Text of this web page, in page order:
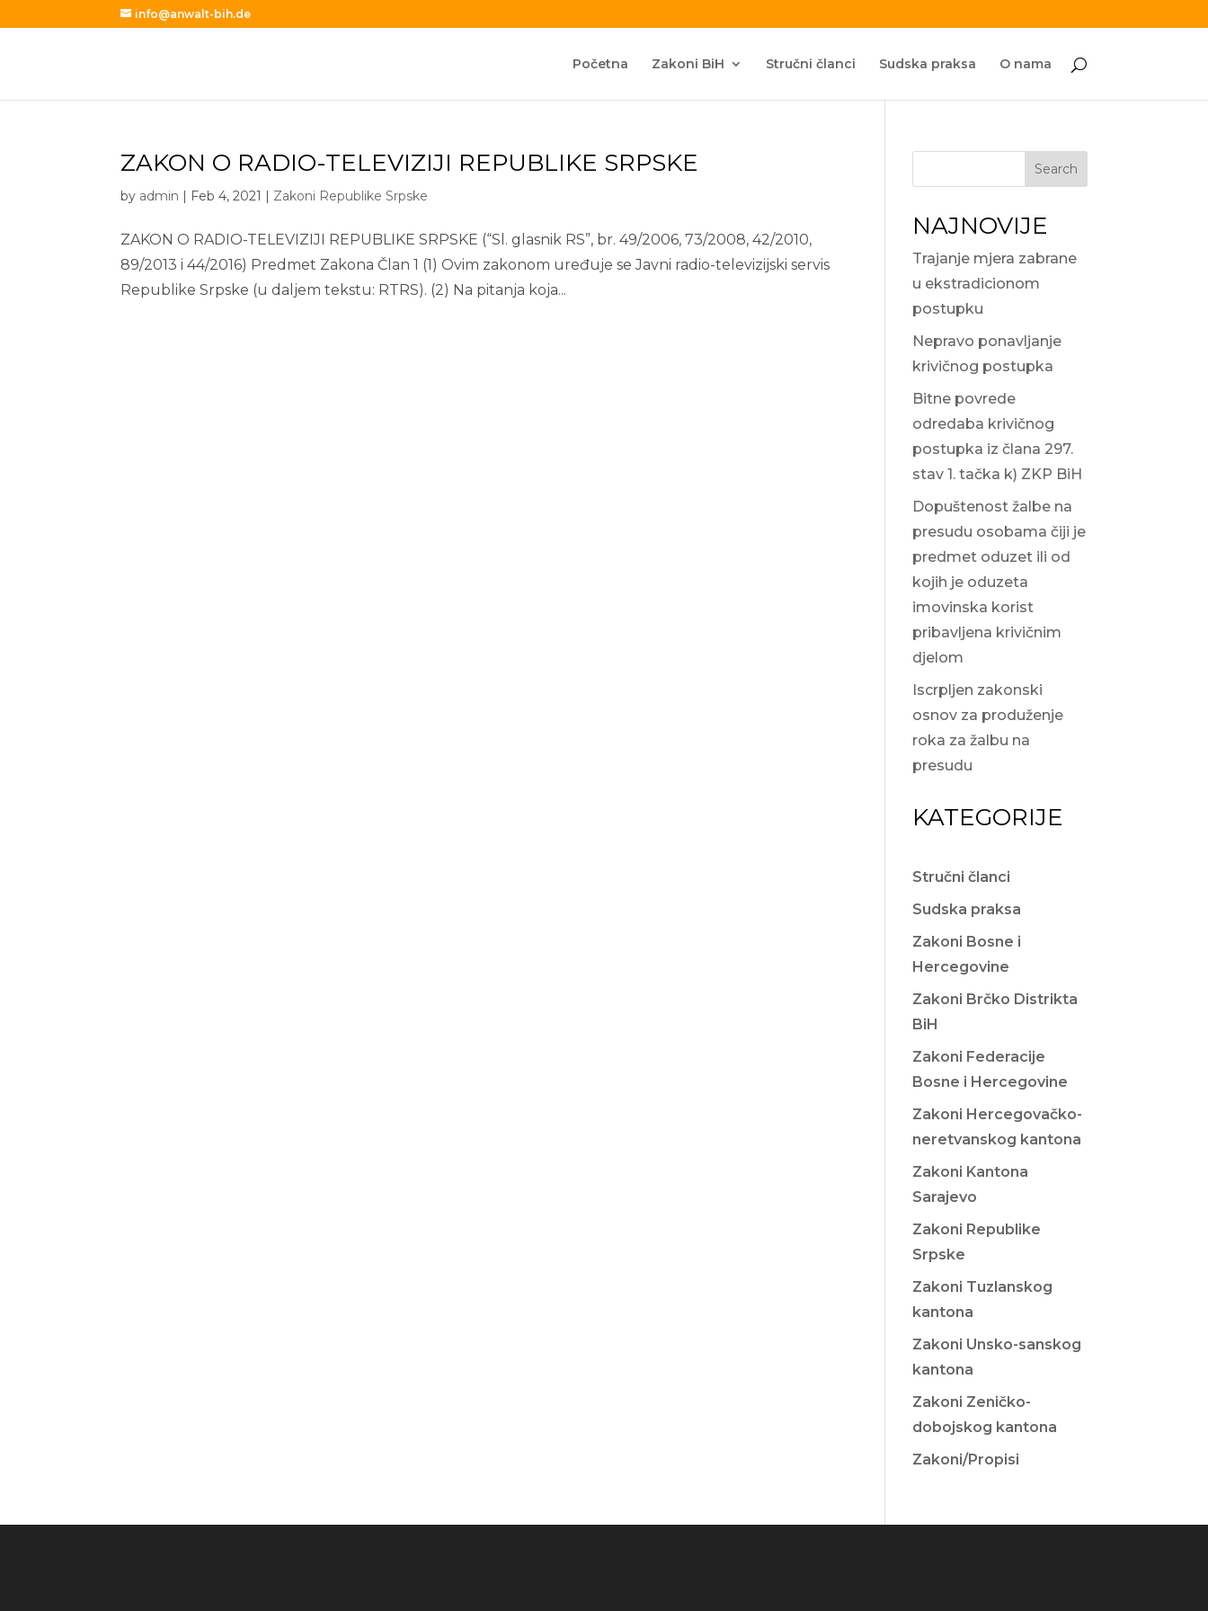
info@anwalt-bih.de
Početna Zakoni BiH Stručni članci Sudska praksa O nama
ZAKON O RADIO-TELEVIZIJI REPUBLIKE SRPSKE
by admin | Feb 4, 2021 | Zakoni Republike Srpske
ZAKON O RADIO-TELEVIZIJI REPUBLIKE SRPSKE (“Sl. glasnik RS”, br. 49/2006, 73/2008, 42/2010,
89/2013 i 44/2016) Predmet Zakona Član 1 (1) Ovim zakonom uređuje se Javni radio-televizijski servis
Republike Srpske (u daljem tekstu: RTRS). (2) Na pitanja koja...
Search
NAJNOVIJE
Trajanje mjera zabrane
u ekstradicionom
postupku
Nepravo ponavljanje
krivičnog postupka
Bitne povrede
odredaba krivičnog
postupka iz člana 297.
stav 1. tačka k) ZKP BiH
Dopuštenost žalbe na
presudu osobama čiji je
predmet oduzet ili od
kojih je oduzeta
imovinska korist
pribavljena krivičnim
djelom
Iscrpljen zakonski
osnov za produženje
roka za žalbu na
presudu
KATEGORIJE
Stručni članci
Sudska praksa
Zakoni Bosne i
Hercegovine
Zakoni Brčko Distrikta
BiH
Zakoni Federacije
Bosne i Hercegovine
Zakoni Hercegovačko-
neretvanskog kantona
Zakoni Kantona
Sarajevo
Zakoni Republike
Srpske
Zakoni Tuzlanskog
kantona
Zakoni Unsko-sanskog
kantona
Zakoni Zeničko-
dobojskog kantona
Zakoni/Propisi